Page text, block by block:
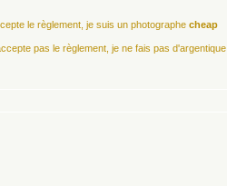
le règlement, je suis un photographe cheap
pas le règlement, je ne fais pas d'argentique